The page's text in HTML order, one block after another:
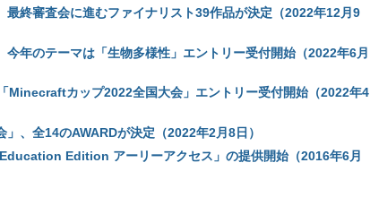
終審査会に進むファイナリスト39作品が決定（2022年12月9
年のテーマは「生物多様性」エントリー受付開始（2022年6月
Minecraftカップ2022全国大会」エントリー受付開始（2022年4
、全14のAWARDが決定（2022年2月8日）
Edition アーリーアクセス」の提供開始（2016年6月